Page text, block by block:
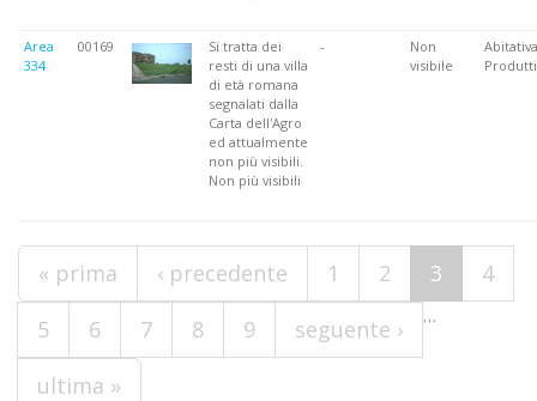
Area
334
00169
Si tratta dei
resti di una villa
di età romana
segnalati dalla
Carta dell'Agro
ed attualmente
non più visibili.
Non più visibili
-
Non
visibile
Pagine
« prima ‹ precedente 1 2 3
4
5
6 7 8 9 …
seguente ›
ultima »